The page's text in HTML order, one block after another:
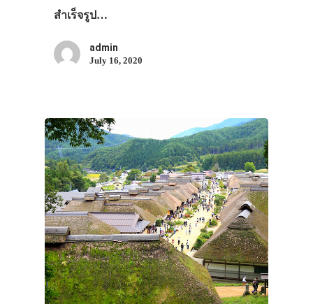
สำเร็จรูป…
admin
July 16, 2020